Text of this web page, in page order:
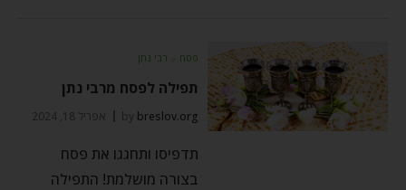
פסח ⬦ רבי נתן
תפילה לפסח מרבי נתן
by breslov.org אפריל 18, 2024
תדפיסו ותחגגו את פסח
בצורה מושלמת! התפילה